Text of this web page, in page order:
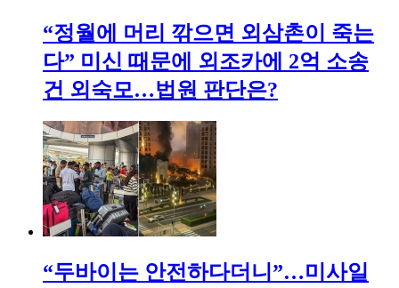
“정월에 머리 깎으면 외삼촌이 죽는
다” 미신 때문에 외조카에 2억 소송
건 외숙모…법원 판단은?
“두바이는 안전하다더니”…미사일